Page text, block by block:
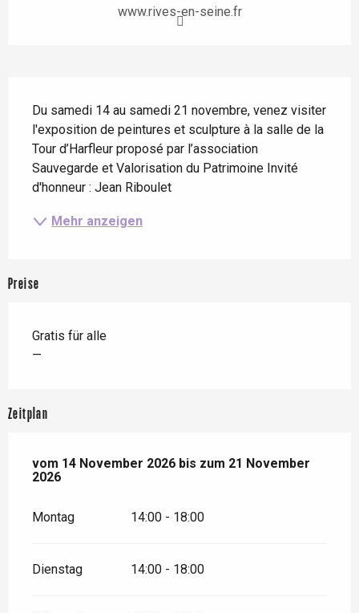
www.rives-en-seine.fr
Du samedi 14 au samedi 21 novembre, venez visiter
l'exposition de peintures et sculpture à la salle de la
Tour d’Harfleur proposé par l’association
Sauvegarde et Valorisation du Patrimoine Invité
d'honneur : Jean Riboulet
Mehr anzeigen
Preise
Gratis für alle
—
Zeitplan
vom 14 November 2026 bis zum 21 November 2026
vom 14 November 2026 bis zum 21 November
2026
Montag 14:00 - 18:00
Dienstag 14:00 - 18:00